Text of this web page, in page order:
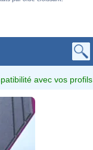
avec vos profils